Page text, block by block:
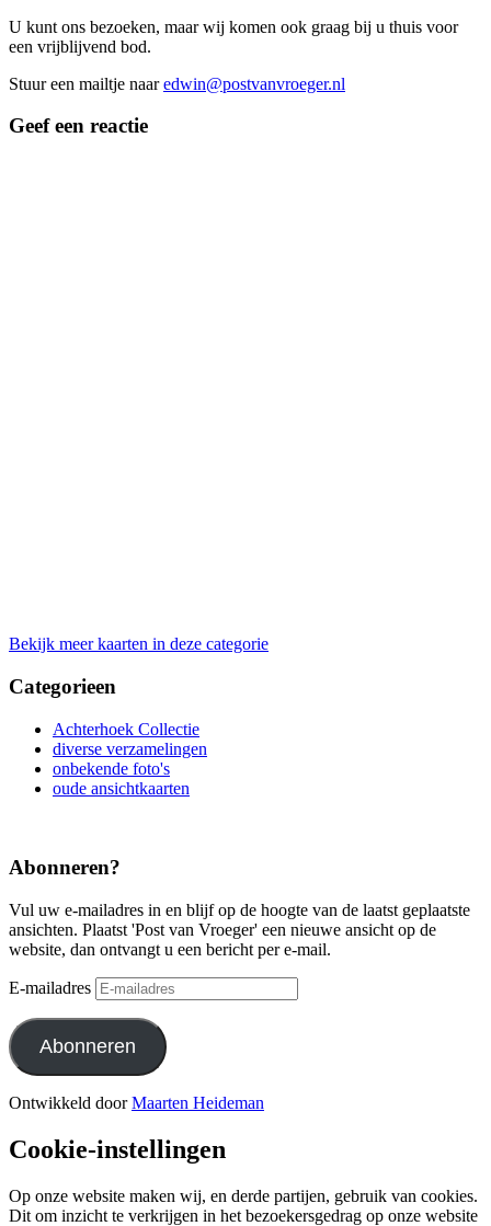
U kunt ons bezoeken, maar wij komen ook graag bij u thuis voor
een vrijblijvend bod.
Stuur een mailtje naaredwin@postvanvroeger.nl
Geef een reactie
Bekijk meer kaarten in deze categorie
Categorieen
Achterhoek Collectie
diverse verzamelingen
onbekende foto's
oude ansichtkaarten
Abonneren?
Vul uw e-mailadres in en blijf op de hoogte van de laatst geplaatste
ansichten. Plaatst 'Post van Vroeger' een nieuwe ansicht op de
website, dan ontvangt u een bericht per e-mail.
E-mailadres
Abonneren
Ontwikkeld doorMaarten Heideman
Cookie-instellingen
Op onze website maken wij, en derde partijen, gebruik van cookies.
Dit om inzicht te verkrijgen in het bezoekersgedrag op onze website